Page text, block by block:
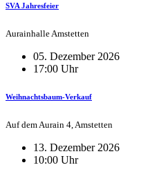
SVA Jahresfeier
Aurainhalle Amstetten
05. Dezember 2026
17:00 Uhr
Weihnachtsbaum-Verkauf
Auf dem Aurain 4, Amstetten
13. Dezember 2026
10:00 Uhr